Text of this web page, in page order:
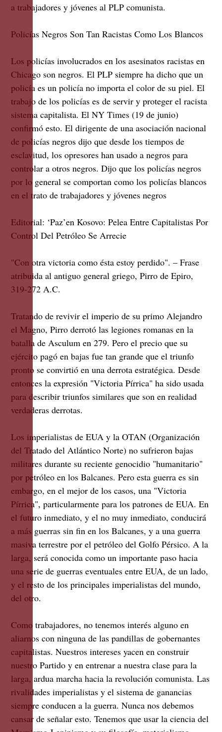
a trabajadores y jóvenes al PLP comunista.
Policías Negros Son Tan Racistas Como Los Blancos
Los policías involucrados en los asesinatos racistas en
Chicago son negros. El PLP siempre ha dicho que un
policía es un policía no importa el color de su piel. El
trabajo de los policías es de servir y proteger el racista
sistema capitalista. El NY Times (19 de junio)
confirmó esto. El dirigente de una asociación nacional
de policías negros dijo que desde los tiempos de
esclavitud, los opresores han usado a negros para
controlar a otros negros. Dijo que los policías negros
por lo general se comportan como los policías blancos
en el trato de trabajadores y jóvenes negros
Editorial: ‘Paz’en Kosovo: Pelea Entre Capitalistas Por
Control Del Petróleo Se Arrecie
"Con otra victoria como ésta estoy perdido". – Frase
atribuida al antiguo general griego, Pirro de Epiro,
319-272 A.C.
Tratando de revivir el imperio de su primo Alejandro
el Magno, Pirro derrotó las legiones romanas en la
batalla de Asculum en 279. Pero el precio que su
ejército pagó en bajas fue tan grande que el triunfo
pronto se convirtió en una derrota estratégica. Desde
entonces la expresión "Victoria Pírrica" ha sido usada
para describir triunfos similares que son en realidad
verdaderas derrotas.
Los imperialistas de EUA y la OTAN (Organización
del Tratado del Atlántico Norte) no sufrieron bajas
militares durante su reciente genocidio "humanitario"
por petróleo en los Balcanes. Pero esta guerra es sin
embargo, en el mejor de los casos, una "Victoria
Pírrica", particularmente para los patrones de EUA. En
el futuro inmediato, y el no muy inmediato, conducirá
a más guerras sin fin en los Balcanes, y a una guerra
masiva terrestre por el petróleo del Golfo Pérsico. A la
larga, será conocida como un importante paso hacia
una serie de guerras eventuales entre EUA, de un lado,
y el resto de los principales imperialistas del mundo,
del otro.
Como trabajadores, no tenemos interés alguno en
aliarnos con ninguna de las pandillas de gobernantes
capitalistas. Nuestros intereses yacen en construir
nuestro Partido y en entrenar a nuestra clase para la
larga, ardua marcha hacia la revolución comunista. Las
rivalidades imperialistas y el sistema de ganancias
siempre conducen a la guerra. Nunca nos debemos
cansar de señalar esto. Tenemos que usar la ciencia del